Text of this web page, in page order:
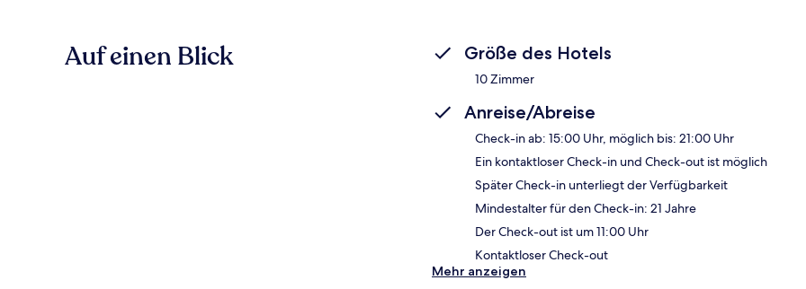
Auf einen Blick Größe des Hotels
10 Zimmer
Anreise/Abreise
Check-in ab: 15:00 Uhr, möglich bis: 21:00 Uhr
Ein kontaktloser Check-in und Check-out ist möglich
Später Check-in unterliegt der Verfügbarkeit
Mindestalter für den Check-in: 21 Jahre
Der Check-out ist um 11:00 Uhr
Kontaktloser Check-out
Mehr anzeigen